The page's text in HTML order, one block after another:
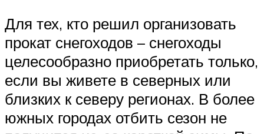
Для тех, кто решил организовать
прокат снегоходов – снегоходы
целесообразно приобретать только,
если вы живете в северных или
близких к северу регионах. В более
южных городах отбить сезон не